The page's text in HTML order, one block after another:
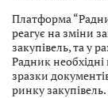
Платформа
реагує на зміни
закупівель, та у
Радник необхідні
зразки
ринку закупівель.